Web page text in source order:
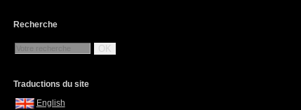
Recherche
OK
Traductions du site
English